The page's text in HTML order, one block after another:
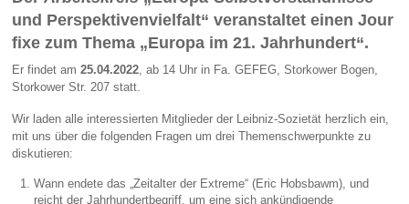
und Perspektivenvielfalt“ veranstaltet einen Jour
fixe zum Thema „Europa im 21. Jahrhundert“.
Er findet am25.04.2022, ab 14 Uhr in Fa. GEFEG, Storkower Bogen,
Storkower Str. 207 statt.
Wir laden alle interessierten Mitglieder der Leibniz-Sozietät herzlich ein,
mit uns über die folgenden Fragen um drei Themenschwerpunkte zu
diskutieren:
Wann endete das „Zeitalter der Extreme“ (Eric Hobsbawm), und
reicht der Jahrhundertbegriff, um eine sich ankündigende